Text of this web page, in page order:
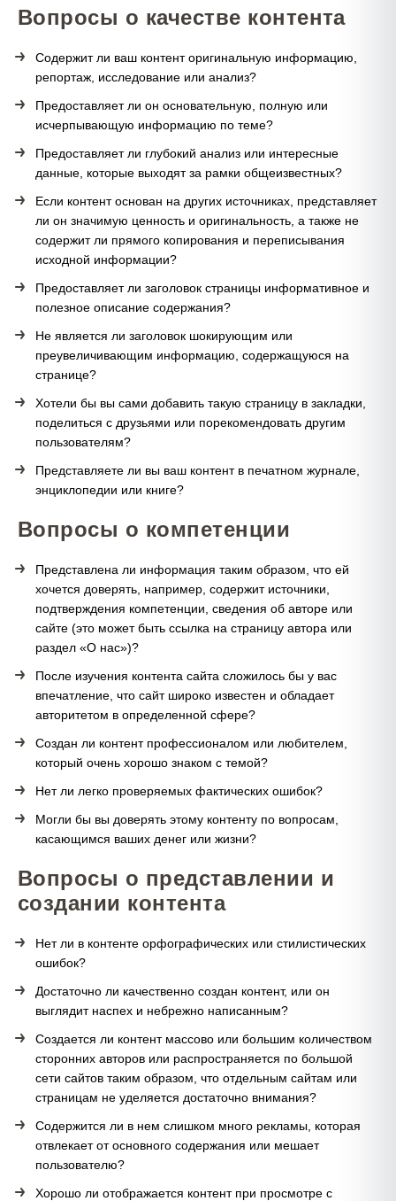
Вопросы о качестве контента
Содержит ли ваш контент оригинальную информацию,
репортаж, исследование или анализ?
Предоставляет ли он основательную, полную или
исчерпывающую информацию по теме?
Предоставляет ли глубокий анализ или интересные
данные, которые выходят за рамки общеизвестных?
Если контент основан на других источниках, представляет
ли он значимую ценность и оригинальность, а также не
содержит ли прямого копирования и переписывания
исходной информации?
Предоставляет ли заголовок страницы информативное и
полезное описание содержания?
Не является ли заголовок шокирующим или
преувеличивающим информацию, содержащуюся на
странице?
Хотели бы вы сами добавить такую страницу в закладки,
поделиться с друзьями или порекомендовать другим
пользователям?
Представляете ли вы ваш контент в печатном журнале,
энциклопедии или книге?
Вопросы о компетенции
Представлена ли информация таким образом, что ей
хочется доверять, например, содержит источники,
подтверждения компетенции, сведения об авторе или
сайте (это может быть ссылка на страницу автора или
раздел «О нас»)?
После изучения контента сайта сложилось бы у вас
впечатление, что сайт широко известен и обладает
авторитетом в определенной сфере?
Создан ли контент профессионалом или любителем,
который очень хорошо знаком с темой?
Нет ли легко проверяемых фактических ошибок?
Могли бы вы доверять этому контенту по вопросам,
касающимся ваших денег или жизни?
Вопросы о представлении и
создании контента
Нет ли в контенте орфографических или стилистических
ошибок?
Достаточно ли качественно создан контент, или он
выглядит наспех и небрежно написанным?
Создается ли контент массово или большим количеством
сторонних авторов или распространяется по большой
сети сайтов таким образом, что отдельным сайтам или
страницам не уделяется достаточно внимания?
Содержится ли в нем слишком много рекламы, которая
отвлекает от основного содержания или мешает
пользователю?
Хорошо ли отображается контент при просмотре с